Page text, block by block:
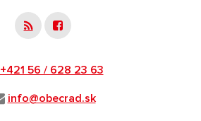
+421 56 / 628 23 63
info@obecrad.sk